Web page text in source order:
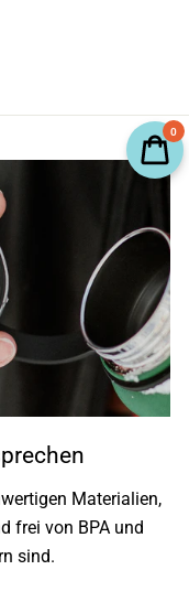
Materialien,
frei von BPA und
sind.
0